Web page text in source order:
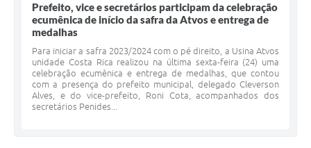
Prefeito, vice e secretários participam da celebração
ecumênica de início da safra da Atvos e entrega de
medalhas
Para iniciar a safra 2023/2024 com o pé direito, a Usina Atvos
unidade Costa Rica realizou na última sexta-feira (24) uma
celebração ecumênica e entrega de medalhas, que contou
com a presença do prefeito municipal, delegado Cleverson
Alves, e do vice-prefeito, Roni Cota, acompanhados dos
secretários Penides...